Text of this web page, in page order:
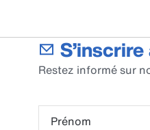
Restez informé sur
Prénom